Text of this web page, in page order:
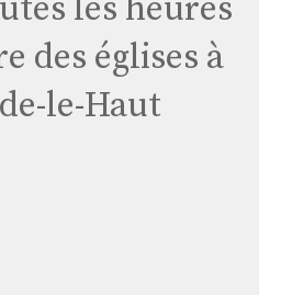
les heures
des églises à
le-Haut